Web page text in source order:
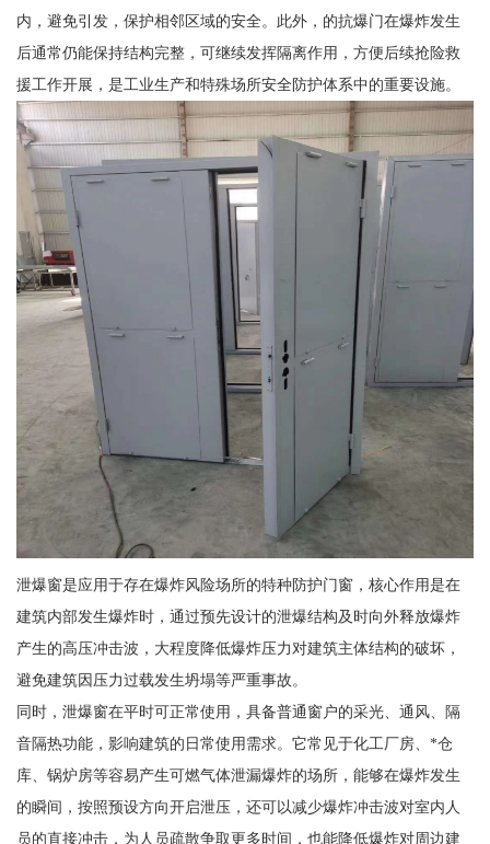
内，避免引发，保护相邻区域的安全。此外，的抗爆门在爆炸发生
后通常仍能保持结构完整，可继续发挥隔离作用，方便后续抢险救
援工作开展，是工业生产和特殊场所安全防护体系中的重要设施。
泄爆窗是应用于存在爆炸风险场所的特种防护门窗，核心作用是在
建筑内部发生爆炸时，通过预先设计的泄爆结构及时向外释放爆炸
产生的高压冲击波，大程度降低爆炸压力对建筑主体结构的破坏，
避免建筑因压力过载发生坍塌等严重事故。
同时，泄爆窗在平时可正常使用，具备普通窗户的采光、通风、隔
音隔热功能，影响建筑的日常使用需求。它常见于化工厂房、*仓
库、锅炉房等容易产生可燃气体泄漏爆炸的场所，能够在爆炸发生
的瞬间，按照预设方向开启泄压，还可以减少爆炸冲击波对室内人
员的直接冲击，为人员疏散争取更多时间，也能降低爆炸对周边建